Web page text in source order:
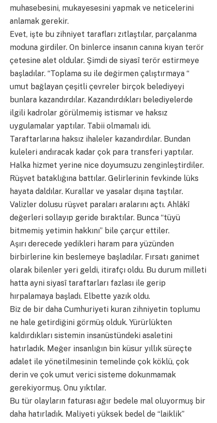
muhasebesini, mukayesesini yapmak ve neticelerini
anlamak gerekir.
Evet, işte bu zihniyet tarafları zıtlaştılar, parçalanma
moduna girdiler. On binlerce insanın canına kıyan terör
çetesine alet oldular. Şimdi de siyasî terör estirmeye
başladılar. “Toplama su ile değirmen çalıştırmaya “
umut bağlayan çeşitli çevreler birçok belediyeyi
bunlara kazandırdılar. Kazandırdıkları belediyelerde
ilgili kadrolar görülmemiş istismar ve haksız
uygulamalar yaptılar. Tabii olmamalı idi.
Taraftarlarına haksız ihaleler kazandırdılar. Bundan
kuleleri andıracak kadar çok para transferi yaptılar.
Halka hizmet yerine nice doyumsuzu zenginleştirdiler.
Rüşvet bataklığına battılar. Gelirlerinin fevkinde lüks
hayata daldılar. Kurallar ve yasalar dışına taştılar.
Valizler dolusu rüşvet paraları aralarını açtı. Ahlâkî
değerleri sollayıp geride bıraktılar. Bunca “tüyü
bitmemiş yetimin hakkını” bile çarçur ettiler.
Aşırı derecede yedikleri haram para yüzünden
birbirlerine kin beslemeye başladılar. Fırsatı ganimet
olarak bilenler yeri geldi, itirafçı oldu. Bu durum milleti
hatta ayni siyasî taraftarları fazlası ile gerip
hırpalamaya başladı. Elbette yazık oldu.
Biz de bir daha Cumhuriyeti kuran zihniyetin toplumu
ne hale getirdiğini görmüş olduk. Yürürlükten
kaldırdıkları sistemin insanüstündeki asaletini
hatırladık. Meğer insanlığın bin küsur yıllık süreçte
adalet ile yönetilmesinin temelinde çok köklü, çok
derin ve çok umut verici sisteme dokunmamak
gerekiyormuş. Onu yıktılar.
Bu tür olayların faturası ağır bedele mal oluyormuş bir
daha hatırladık. Maliyeti yüksek bedel de “laiklik”